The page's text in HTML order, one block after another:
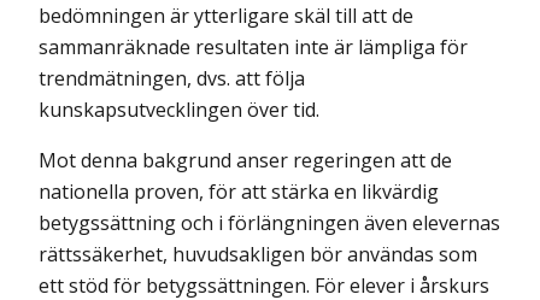
bedömningen är ytterligare skäl till att de
sammanräknade resultaten inte är lämpliga för
trendmätningen, dvs. att följa
kunskapsutvecklingen över tid.
Mot denna bakgrund anser regeringen att de
nationella proven, för att stärka en likvärdig
betygssättning och i förlängningen även elevernas
rättssäkerhet, huvudsakligen bör användas som
ett stöd för betygssättningen. För elever i årskurs